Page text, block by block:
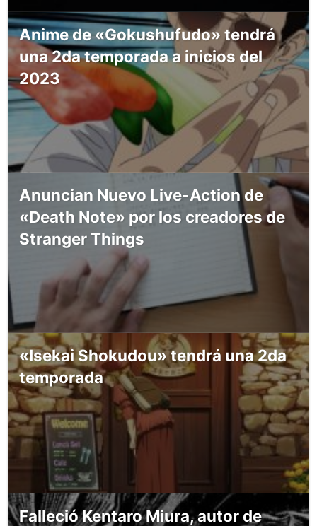
Anime de «Gokushufudo» tendrá
una 2da temporada a inicios del
2023
Anuncian Nuevo Live-Action de
«Death Note» por los creadores de
Stranger Things
«Isekai Shokudou» tendrá una 2da
temporada
Falleció Kentaro Miura, autor de